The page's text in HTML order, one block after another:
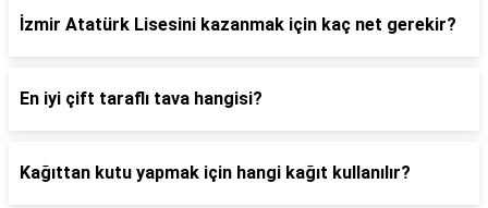
İzmir Atatürk Lisesini kazanmak için kaç net gerekir?
En iyi çift taraflı tava hangisi?
Kağıttan kutu yapmak için hangi kağıt kullanılır?